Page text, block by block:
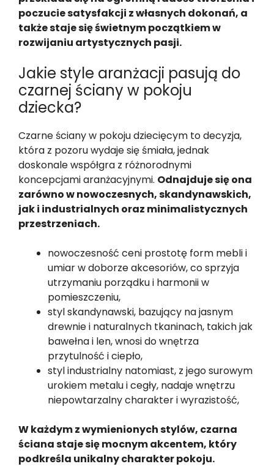
poczucie satysfakcji z własnych dokonań, a
także staje się świetnym początkiem w
rozwijaniu artystycznych pasji.
Jakie style aranżacji pasują do
czarnej ściany w pokoju
dziecka?
Czarne ściany w pokoju dziecięcym to decyzja,
która z pozoru wydaje się śmiała, jednak
doskonale współgra z różnorodnymi
koncepcjami aranżacyjnymi. Odnajduje się ona
zarówno w nowoczesnych, skandynawskich,
jak i industrialnych oraz minimalistycznych
przestrzeniach.
nowoczesność ceni prostotę form mebli i
umiar w doborze akcesoriów, co sprzyja
utrzymaniu porządku i harmonii w
pomieszczeniu,
styl skandynawski, bazujący na jasnym
drewnie i naturalnych tkaninach, takich jak
bawełna i len, wnosi do wnętrza
przytulność i ciepło,
styl industrialny natomiast, z jego surowym
urokiem metalu i cegły, nadaje wnętrzu
niepowtarzalny charakter i wyrazistość,
W każdym z wymienionych stylów, czarna
ściana staje się mocnym akcentem, który
podkreśla unikalny charakter pokoju.